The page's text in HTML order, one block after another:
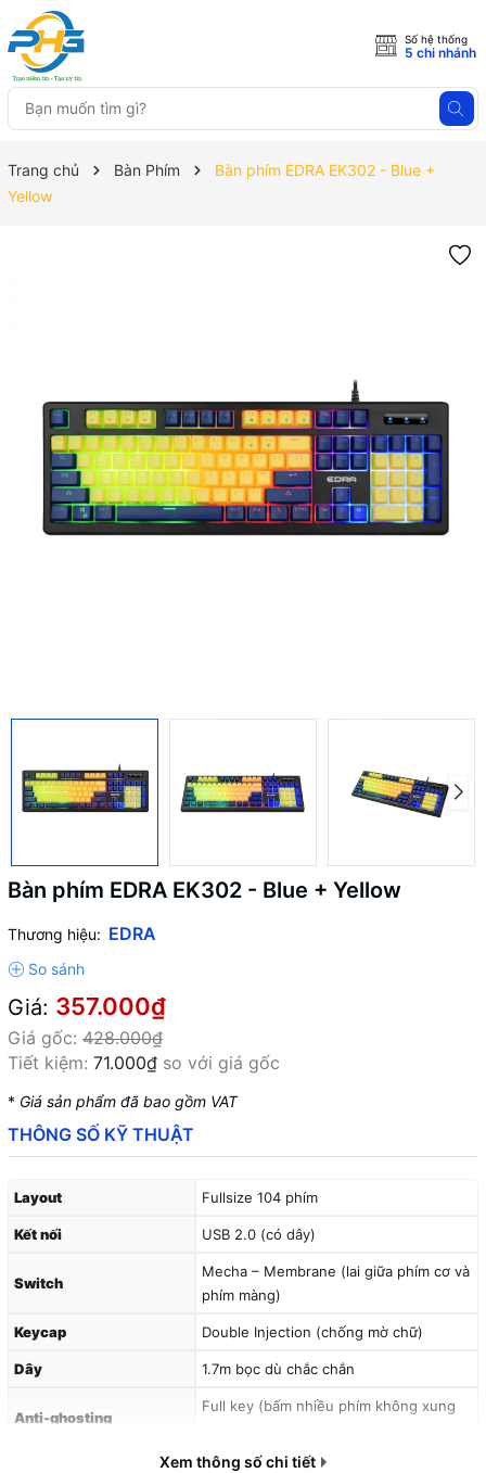
Số hệ thống
5 chi nhánh
Trang chủ Bàn Phím
Bàn phím EDRA EK302 - Blue +
Yellow
Bàn phím EDRA EK302 - Blue + Yellow
Thương hiệu: EDRA
Giá: 357.000₫
Giá gốc: 428.000₫
Tiết kiệm: 71.000₫ so với giá gốc
* Giá sản phẩm đã bao gồm VAT
THÔNG SỐ KỸ THUẬT
Layout Fullsize 104 phím
Kết nối USB 2.0 (có dây)
Switch
Mecha – Membrane (lai giữa phím cơ và
phím màng)
Keycap Double Injection (chống mờ chữ)
Dây 1.7m bọc dù chắc chắn
Anti-ghosting
Full key (bấm nhiều phím không xung
Xem thông số chi tiết